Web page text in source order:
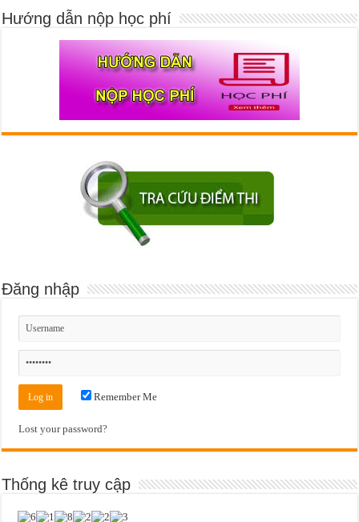
Hướng dẫn nộp học phí
Đăng nhập
Remember Me
Lost your password?
Thống kê truy cập